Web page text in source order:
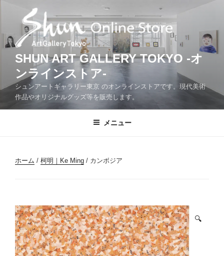
キ
SHUN ART GALLERY TOKYO -オ
ンラインストア-
シュンアートギャラリー東京 のオンラインストアです。現代美術
作品やオリジナルグッズ等を販売します。
メニュー
ホーム / 柯明｜Ke Ming / カンボジア
🔍